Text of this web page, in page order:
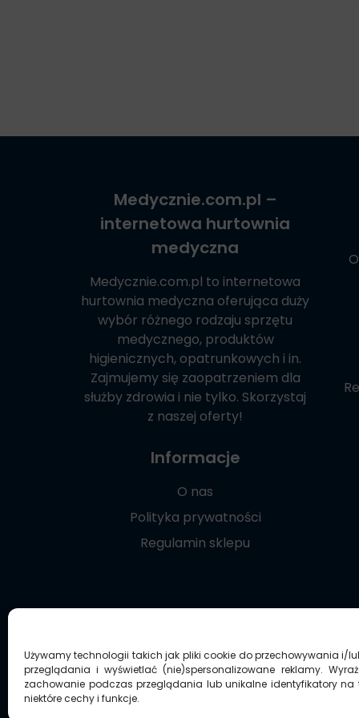
Używamy technologii takich jak pliki cookie do przechowywania i/
przeglądania i wyświetlać (nie)spersonalizowane reklamy.
zachowanie podczas przeglądania lub unikalne identyfikatory na
niektóre cechy i funkcje.
Medycznie.com.pl –
internetowa hurtownia
medyczna
Medycznie.com.pl to internetowa
hurtownia medyczna oferująca duży
wybór różnego rodzaju sprzętu
medycznego, produktów
higienicznych, opatrunkowych i in.
Zajmujemy się zaopatrzeniem dla
służby zdrowia i nie tylko. Skorzystaj
z naszej oferty!
Informacje
O nas
Polityka prywatności
Regulamin sklepu